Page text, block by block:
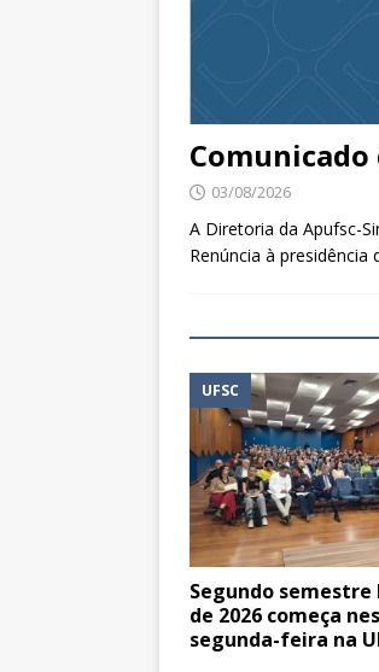
03/08/2026
A Diretoria da Apufsc-
Renúncia à presidência
UFSC
Segundo
de 2026 começa
segunda-feira na